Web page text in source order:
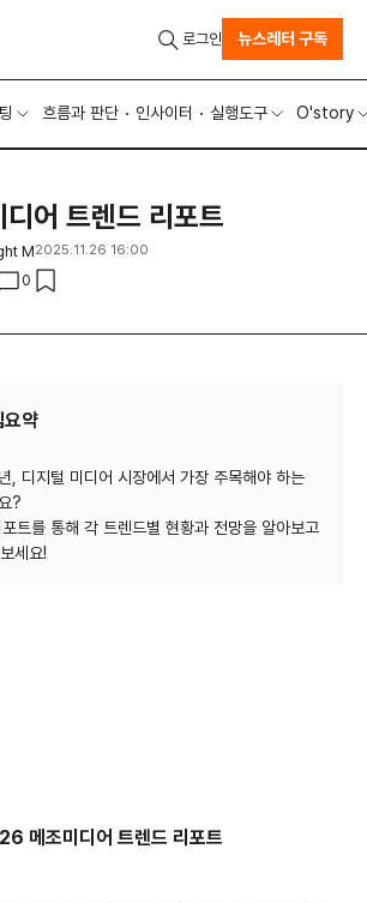
흐름과 판단 인사이터 실행도구 O'story
로그인 뉴스레터 구독
어 트렌드 리포트
M2025.11.26 16:00
0
요약
, 디지털 미디어 시장에서 가장 주목해야 하는
?
트를 통해 각 트렌드별 현황과 전망을 알아보고
메조미디어 트렌드 리포트